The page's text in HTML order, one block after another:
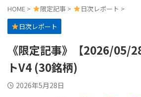
HOME > 限定記事 > 日次レポート >
日次レポート
《限定記事》【2026/05/
トV4 (30銘柄)
2026年5月28日